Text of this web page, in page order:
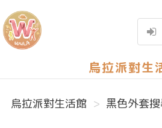
烏拉派對生活館
烏拉派對生活館 黑色外套